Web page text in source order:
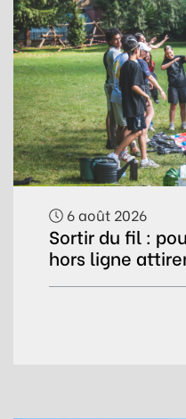
6 août 2026
Sortir du fil :
hors ligne